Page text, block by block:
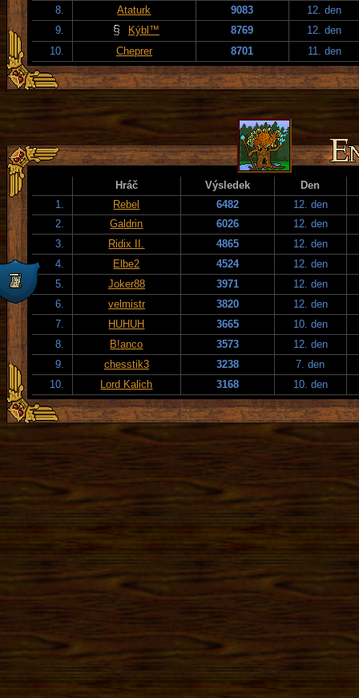
8.
Ataturk 9083
12. den
9.
Kýbl™ 8769
12. den
10.
Cheprer 8701 11. den
Hráč Výsledek
Den
1.
Rebel 6482
12. den
2.
Galdrin 6026
12. den
3.
Ridix II. 4865
12. den
4.
Elbe2 4524
12. den
5.
Joker88 3971
12. den
6.
velmistr 3820
12. den
7.
HUHUH 3665
10. den
8.
B!anco 3573
12. den
9.
chesstik3 3238
7. den
10.
Lord Kalich 3168 10. den